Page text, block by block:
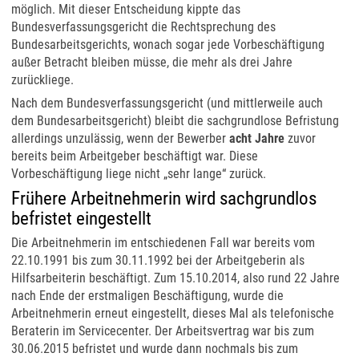
möglich. Mit dieser Entscheidung kippte das
Bundesverfassungsgericht die Rechtsprechung des
Bundesarbeitsgerichts, wonach sogar jede Vorbeschäftigung
außer Betracht bleiben müsse, die mehr als drei Jahre
zurückliege.
Nach dem Bundesverfassungsgericht (und mittlerweile auch
dem Bundesarbeitsgericht) bleibt die sachgrundlose Befristung
allerdings unzulässig, wenn der Bewerber acht Jahre zuvor
bereits beim Arbeitgeber beschäftigt war. Diese
Vorbeschäftigung liege nicht „sehr lange“ zurück.
Frühere Arbeitnehmerin wird sachgrundlos
befristet eingestellt
Die Arbeitnehmerin im entschiedenen Fall war bereits vom
22.10.1991 bis zum 30.11.1992 bei der Arbeitgeberin als
Hilfsarbeiterin beschäftigt. Zum 15.10.2014, also rund 22 Jahre
nach Ende der erstmaligen Beschäftigung, wurde die
Arbeitnehmerin erneut eingestellt, dieses Mal als telefonische
Beraterin im Servicecenter. Der Arbeitsvertrag war bis zum
30.06.2015 befristet und wurde dann nochmals bis zum